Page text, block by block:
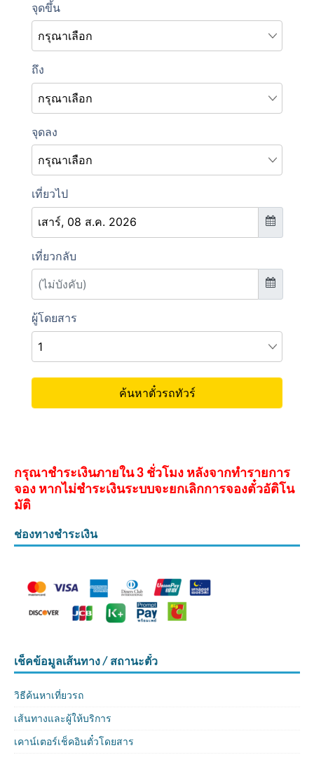
กรุณาชำระเงินภายใน 3 ชั่วโมง หลังจากทำรายการ
จอง หากไม่ชำระเงินระบบจะยกเลิกการจองตั๋วอัติโน
มัติ
ช่องทางชำระเงิน
เช็คข้อมูลเส้นทาง / สถานะตั๋ว
วิธีค้นหาเที่ยวรถ
เส้นทางและผู้ให้บริการ
เคาน์เตอร์เช็คอินตั๋วโดยสาร